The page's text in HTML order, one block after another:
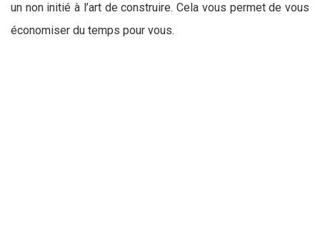
un non initié à l’art de construire. Cela vous permet de vous
économiser du temps pour vous.